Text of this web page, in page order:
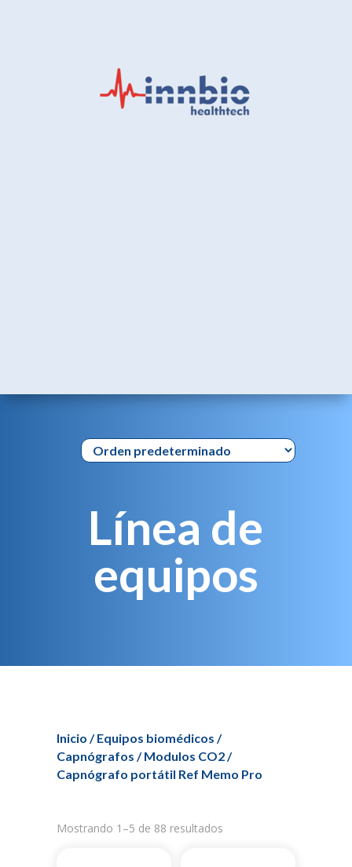
Línea de
equipos
Inicio /Equipos biomédicos /
Capnógrafos / Modulos CO2/
Capnógrafo portátil Ref Memo Pro
Mostrando 1–5 de 88 resultados